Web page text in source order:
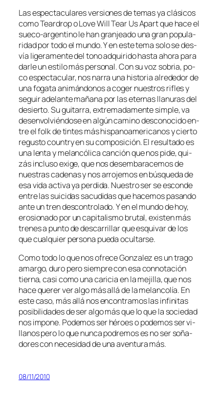
Las es­pec­ta­cu­la­res ver­sio­nes de te­mas ya clá­si­cos
co­mo Teardrop o Love Will Tear Us Apart que ha­ce el
sueco-argentino le han gran­jea­do una gran po­pu­la­
ri­dad por to­do el mun­do. Y en es­te te­ma so­lo se des­
vía li­ge­ra­men­te del tono ad­qui­ri­do has­ta aho­ra pa­ra
dar­le un es­ti­lo más per­so­nal. Con su voz so­bria, po­
co es­pec­ta­cu­lar, nos na­rra una his­to­ria al­re­de­dor de
una fo­ga­ta ani­mán­do­nos a co­ger nues­tros ri­fles y
se­guir ade­lan­te ma­ña­na por las eter­nas lla­nu­ras del
de­sier­to. Su gui­ta­rra, ex­tre­ma­da­men­te sim­ple, va
des­en­vol­vién­do­se en al­gún ca­mino des­co­no­ci­do en­
tre el folk de tin­tes más his­pa­no­ame­ri­ca­nos y cier­to
re­gus­to country en su com­po­si­ción. El re­sul­ta­do es
una len­ta y me­lan­có­li­ca can­ción que nos pi­de, qui­
zás in­clu­so exi­ge, que nos des­em­ba­ra­ce­mos de
nues­tras ca­de­nas y nos arro­je­mos en bús­que­da de
esa vi­da ac­ti­va ya per­di­da. Nuestro ser se es­con­de
en­tre las sui­ci­das sa­cu­di­das que ha­ce­mos pa­san­do
an­te un tren des­con­tro­la­do. Y en el mun­do de hoy,
ero­sio­na­do por un ca­pi­ta­lis­mo bru­tal, exis­ten más
tre­nes a pun­to de des­ca­rri­llar que es­qui­var de los
que cual­quier per­so­na pue­da ocultarse.
Como to­do lo que nos ofre­ce Gonzalez es un tra­go
amar­go, du­ro pe­ro siem­pre con esa con­no­ta­ción
tier­na, ca­si co­mo una ca­ri­cia en la me­ji­lla, que nos
ha­ce que­rer ver al­go más allá de la me­lan­co­lía. En
es­te ca­so, más allá nos en­con­tra­mos las in­fi­ni­tas
po­si­bi­li­da­des de ser al­go más que lo que la so­cie­dad
nos im­po­ne. Podemos ser hé­roes o po­de­mos ser vi­
lla­nos pe­ro lo que nun­ca po­dre­mos es no ser so­ña­
do­res con ne­ce­si­dad de una aven­tu­ra más.
08/11/2010